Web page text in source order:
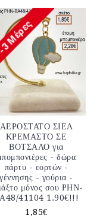
ΑΕΡΟΣΤΑΤΟ ΣΙΕΛ
ΚΡΕΜΑΣΤΟ ΣΕ
ΒΟΤΣΑΛΟ για
- δώρα
πάρτυ - εορτών -
γέννησης - γούρια -
μόνος σου ΡΗΝ-
41104 1.90€!!!
1,85€